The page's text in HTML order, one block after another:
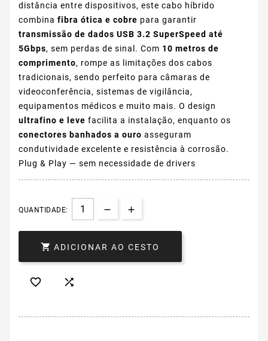
distância entre dispositivos, este cabo híbrido
combina fibra ótica e cobre para garantir
transmissão de dados USB 3.2 SuperSpeed até
5Gbps, sem perdas de sinal. Com 10 metros de
comprimento, rompe as limitações dos cabos
tradicionais, sendo perfeito para câmaras de
videoconferência, sistemas de vigilância,
equipamentos médicos e muito mais. O design
ultrafino e leve facilita a instalação, enquanto os
conectores banhados a ouro asseguram
condutividade excelente e resistência à corrosão.
Plug & Play — sem necessidade de drivers
QUANTIDADE:
 ADICIONAR AO CESTO
 